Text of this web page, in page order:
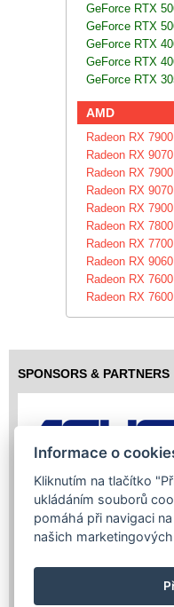
GeForce RTX
GeForce RTX
GeForce RTX
GeForce RTX
GeForce RTX
AMD
Radeon RX
Radeon RX
Radeon RX
Radeon RX 9070
Radeon RX
Radeon RX
Radeon RX
Radeon RX
Radeon RX
Radeon RX 7600
SPONSORS & PARTNERS
Informace o
Kliknutím na tlačítko
ukládáním souborů
pomáhá při navigaci
našich